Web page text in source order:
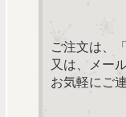
ご注文は、
又は、メー
お気軽にご